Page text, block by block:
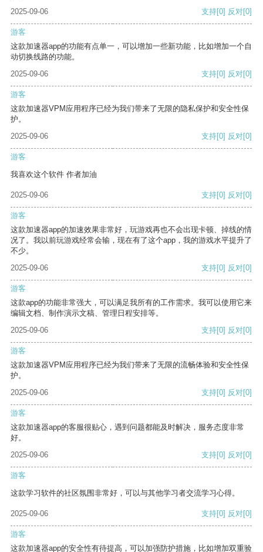
2025-09-06
支持[0] 反对[0]
游客
这款加速器app的功能有点单一，可以增加一些新功能，比如增加一个自
动切换线路的功能。
2025-09-06
支持[0] 反对[0]
游客
这款加速器VPM应用程序已经为我们带来了无限的隐私保护和安全性保
护。
2025-09-06
支持[0] 反对[0]
游客
我喜欢这个软件 作者加油
2025-09-06 支持[0] 反对[0]
游客
这款加速器app的加速效果非常好，玩游戏再也不会出现卡顿、掉线的情
况了。我以前玩游戏经常会输，现在有了这个app，我的游戏水平提升了
不少。
2025-09-06
支持[0] 反对[0]
游客
这款app的功能非常强大，可以满足我所有的工作需求。我可以使用它来
编辑文档、制作演示文稿、管理日程安排等。
2025-09-06
支持[0] 反对[0]
游客
这款加速器VPM应用程序已经为我们带来了无限的流畅体验和安全性保
护。
2025-09-06
支持[0] 反对[0]
游客
这款加速器app的客服很贴心，遇到问题都能及时解决，服务态度非常
好。
2025-09-06
支持[0] 反对[0]
游客
这款学习软件的社区氛围非常好，可以与其他学习者交流学习心得。
2025-09-06 支持[0] 反对[0]
游客
这款加速器app的安全性有待提高，可以加强防护措施，比如增加双重验